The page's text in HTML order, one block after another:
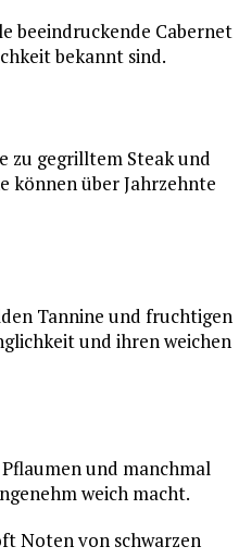
beeindruckende Cabernet
bekannt sind.
zu gegrilltem Steak und
können über Jahrzehnte
Tannine und fruchtigen
und ihren weichen
und manchmal
weich macht.
Noten von schwarzen